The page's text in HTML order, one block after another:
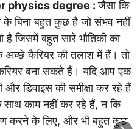
physics degree :जैसा कि
के बिना बहुत कुछ है जो संभव नहीं
जिसमें बहुत सारे भौतिकी का
अच्छे कैरियर की तलाश में हैं। तो
बना सकते हैं। यदि आप एक
और डिवाइस की समीक्षा कर रहे हैं
काम नहीं कर रहे हैं, न कि
करने के लिए, और भी बहुत कुछ